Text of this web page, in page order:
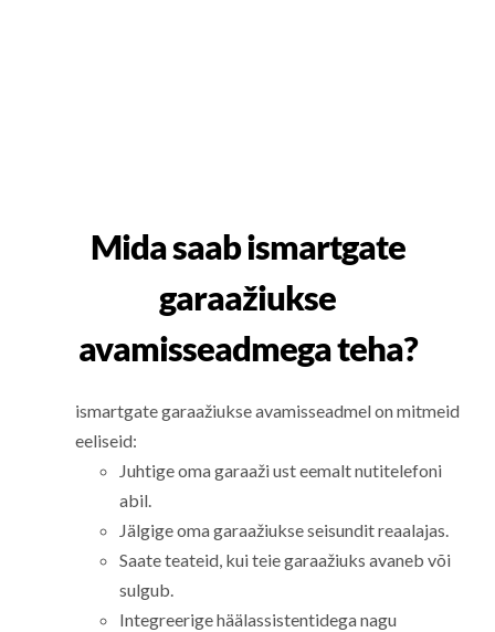
Mida saab ismartgate
garaažiukse
avamisseadmega teha?
ismartgate garaažiukse avamisseadmel on mitmeid
eeliseid:
Juhtige oma garaaži ust eemalt nutitelefoni
abil.
Jälgige oma garaažiukse seisundit reaalajas.
Saate teateid, kui teie garaažiuks avaneb või
sulgub.
Integreerige häälassistentidega nagu